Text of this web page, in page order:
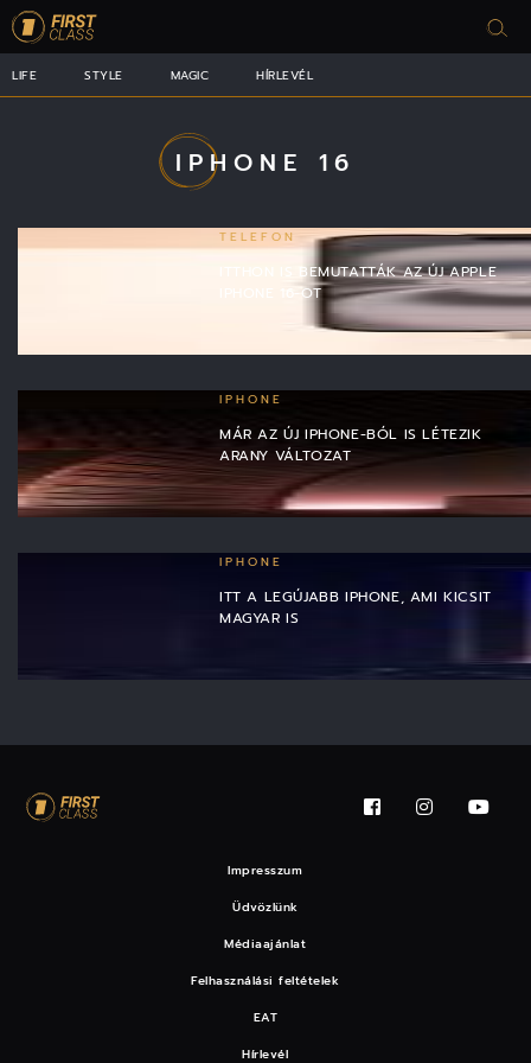
LIFE STYLE MAGIC HÍRLEVÉL
IPHONE 16
TELEFON
ITTHON IS BEMUTATTÁK AZ ÚJ APPLE
IPHONE 16-OT
IPHONE
MÁR AZ ÚJ IPHONE-BÓL IS LÉTEZIK
ARANY VÁLTOZAT
IPHONE
ITT A LEGÚJABB IPHONE, AMI KICSIT
MAGYAR IS
Impresszum
Üdvözlünk
Médiaajánlat
Felhasználási feltételek
EAT
Hírlevél